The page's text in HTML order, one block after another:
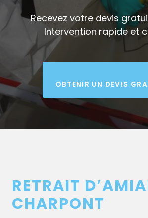
Recevez votre devis
Intervention rapide et
OBTENIR UN DEVIS
RETRAIT
CHARPONT